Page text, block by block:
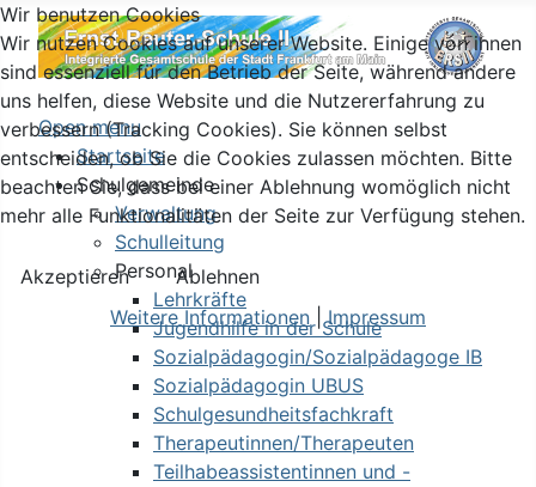
Open menu
Startseite
Schulgemeinde
Verwaltung
Schulleitung
Personal
Lehrkräfte
Jugendhilfe in der Schule
Sozialpädagogin/Sozialpädagoge IB
Sozialpädagogin UBUS
Schulgesundheitsfachkraft
Therapeutinnen/Therapeuten
Teilhabeassistentinnen und -
Wir benutzen Cookies
Wir nutzen Cookies auf unserer Website. Einige von ihnen
sind essenziell für den Betrieb der Seite, während andere
uns helfen, diese Website und die Nutzererfahrung zu
verbessern (Tracking Cookies). Sie können selbst
entscheiden, ob Sie die Cookies zulassen möchten. Bitte
beachten Sie, dass bei einer Ablehnung womöglich nicht
mehr alle Funktionalitäten der Seite zur Verfügung stehen.
Akzeptieren
Ablehnen
Weitere Informationen |Impressum